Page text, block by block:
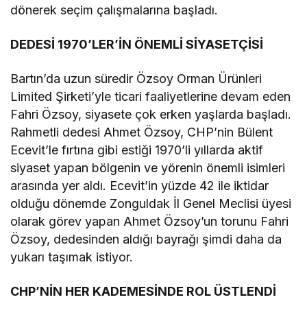
dönerek seçim çalışmalarına başladı.
DEDESİ 1970’LER’İN ÖNEMLİ SİYASETÇİSİ
Bartın’da uzun süredir Özsoy Orman Ürünleri
Limited Şirketi’yle ticari faaliyetlerine devam eden
Fahri Özsoy, siyasete çok erken yaşlarda başladı.
Rahmetli dedesi Ahmet Özsoy, CHP’nin Bülent
Ecevit’le fırtına gibi estiği 1970’li yıllarda aktif
siyaset yapan bölgenin ve yörenin önemli isimleri
arasında yer aldı. Ecevit’in yüzde 42 ile iktidar
olduğu dönemde Zonguldak İl Genel Meclisi üyesi
olarak görev yapan Ahmet Özsoy’un torunu Fahri
Özsoy, dedesinden aldığı bayrağı şimdi daha da
yukarı taşımak istiyor.
CHP’NİN HER KADEMESİNDE ROL ÜSTLENDİ